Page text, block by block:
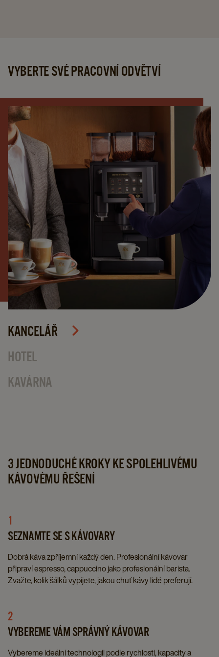
VYBERTE SVÉ PRACOVNÍ ODVĚTVÍ
KANCELÁŘ
HOTEL
KAVÁRNA
3 JEDNODUCHÉ KROKY KE SPOLEHLIVÉMU
KÁVOVÉMU ŘEŠENÍ​
1
SEZNAMTE SE S KÁVOVARY
Dobrá káva zpříjemní každý den. Profesionální kávovar
připraví espresso, cappuccino jako profesionální barista.
Zvažte, kolik šálků vypijete, jakou chuť kávy lidé preferují.​
2
VYBEREME VÁM SPRÁVNÝ KÁVOVAR​
Vybereme ideální technologii podle rychlosti, kapacity a